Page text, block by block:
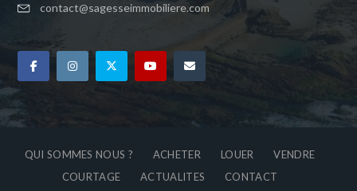
contact@sagesseimmobiliere.com
QUI SOMMES NOUS ? ACHETER LOUER
VENDRE
COURTAGE
ACTUALITES CONTACT